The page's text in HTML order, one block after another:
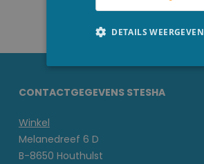
CONTACTGEGEVENS STESHA
Winkel
Melanedreef 6 D
B-8650 Houthulst
DETAILS WEERGEVEN